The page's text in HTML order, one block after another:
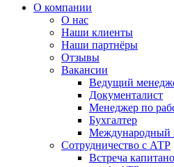
О компании
О нас
Наши клиенты
Наши партнёры
Отзывы
Вакансии
Ведущий
Документалист
Менеджер по
Бухгалтер
Международный
Сотрудничество с АТР
Встреча